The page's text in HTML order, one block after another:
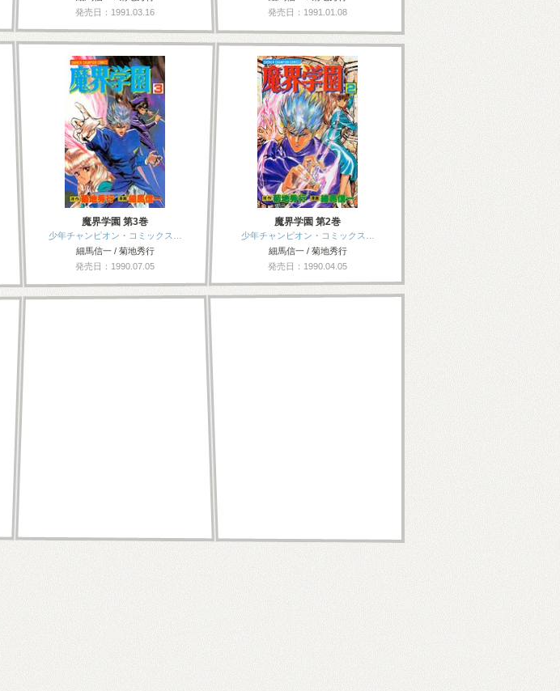
発売日：1991.03.16
発売日：1991.01.08
魔界学園 第3巻
少年チャンピオン・コミックス…
細馬信一 / 菊地秀行
発売日：1990.07.05
魔界学園 第2巻
少年チャンピオン・コミックス…
細馬信一 / 菊地秀行
発売日：1990.04.05